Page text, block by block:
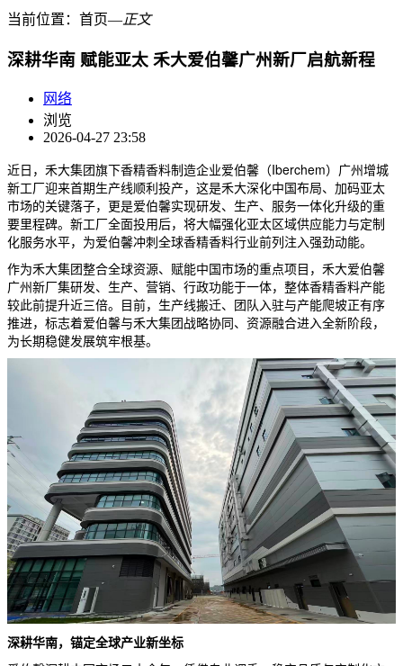
当前位置： 首页―正文
深耕华南 赋能亚太 禾大爱伯馨广州新厂启航新程
网络
浏览
2026-04-27 23:58
近日，禾大集团旗下香精香料制造企业爱伯馨（Iberchem）广州增城
新工厂迎来首期生产线顺利投产，这是禾大深化中国布局、加码亚太
市场的关键落子，更是爱伯馨实现研发、生产、服务一体化升级的重
要里程碑。新工厂全面投用后，将大幅强化亚太区域供应能力与定制
化服务水平，为爱伯馨冲刺全球香精香料行业前列注入强劲动能。
作为禾大集团整合全球资源、赋能中国市场的重点项目，禾大爱伯馨
广州新厂集研发、生产、营销、行政功能于一体，整体香精香料产能
较此前提升近三倍。目前，生产线搬迁、团队入驻与产能爬坡正有序
推进，标志着爱伯馨与禾大集团战略协同、资源融合进入全新阶段，
为长期稳健发展筑牢根基。
深耕华南，锚定全球产业新坐标